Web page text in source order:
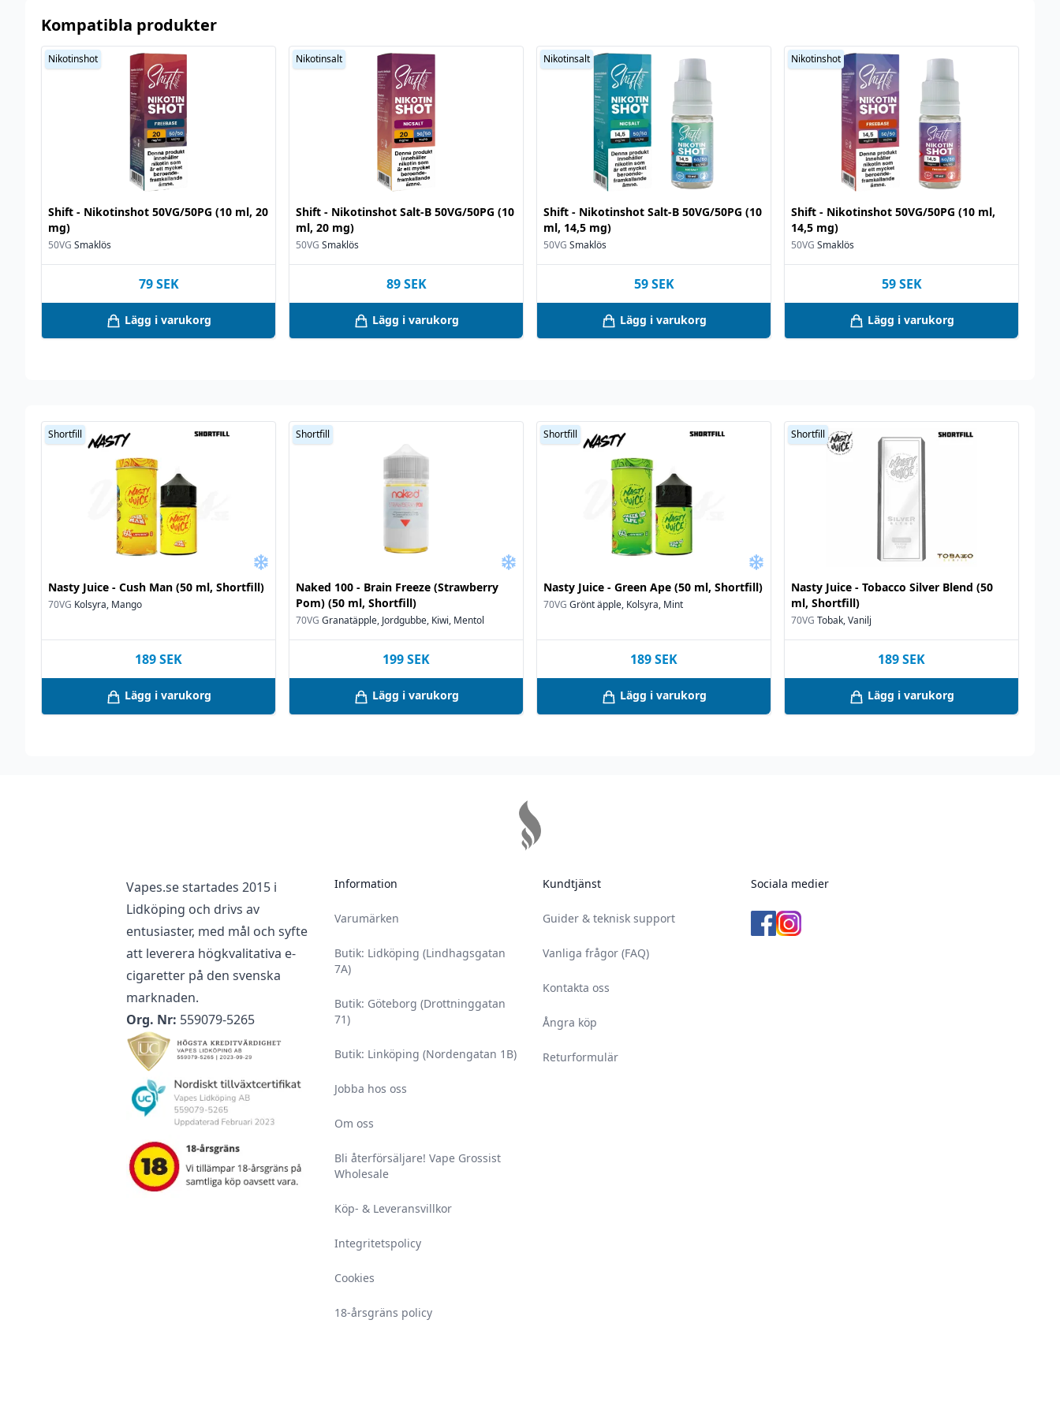
Kompatibla produkter
Shift - Nikotinshot 50VG/50PG (10 ml, 20
mg)
50VG Smaklös
Nikotinshot
79 SEK
Lägg i varukorg
Shift - Nikotinshot Salt-B 50VG/50PG (10
ml, 20 mg)
50VG Smaklös
Nikotinsalt
89 SEK
Lägg i varukorg
Shift - Nikotinshot Salt-B 50VG/50PG (10
ml, 14,5 mg)
50VG Smaklös
Nikotinsalt
59 SEK
Lägg i varukorg
Shift - Nikotinshot 50VG/50PG (10 ml,
14,5 mg)
50VG Smaklös
Nikotinshot
59 SEK
Lägg i varukorg
Nasty Juice - Cush Man (50 ml, Shortfill)
70VG Kolsyra, Mango
Shortfill
189SEK
Lägg i varukorg
Naked 100 - Brain Freeze (Strawberry
Pom) (50 ml, Shortfill)
70VG Granatäpple, Jordgubbe, Kiwi, Mentol
Shortfill
199SEK
Lägg i varukorg
Nasty Juice - Green Ape (50 ml, Shortfill)
70VG Grönt äpple, Kolsyra, Mint
Shortfill
189SEK
Lägg i varukorg
Nasty Juice - Tobacco Silver Blend (50
ml, Shortfill)
70VG Tobak, Vanilj
Shortfill
189SEK
Lägg i varukorg
Vapes.se startades 2015 i
Lidköping och drivs av
entusiaster, med mål och syfte
att leverera högkvalitativa e-
cigaretter på den svenska
marknaden.
Org. Nr: 559079-5265
Information
Varumärken
Butik: Lidköping (Lindhagsgatan
7A)
Butik: Göteborg (Drottninggatan
71)
Butik: Linköping (Nordengatan 1B)
Jobba hos oss
Om oss
Bli återförsäljare! Vape Grossist
Wholesale
Köp- & Leveransvillkor
Integritetspolicy
Cookies
18-årsgräns policy
Kundtjänst
Guider & teknisk support
Vanliga frågor (FAQ)
Kontakta oss
Ångra köp
Returformulär
Sociala medier